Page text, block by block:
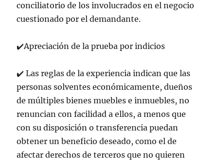
conciliatorio de los involucrados en el negocio
cuestionado por el demandante.
✔️Apreciación de la prueba por indicios
✔ Las reglas de la experiencia indican que las
personas solventes económicamente, dueños
de múltiples bienes muebles e inmuebles, no
renuncian con facilidad a ellos, a menos que
con su disposición o transferencia puedan
obtener un beneficio deseado, como el de
afectar derechos de terceros que no quieren